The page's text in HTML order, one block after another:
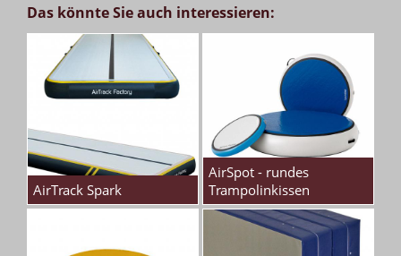
Das könnte Sie auch interessieren:
AirTrack Spark
AirSpot - rundes
Trampolinkissen